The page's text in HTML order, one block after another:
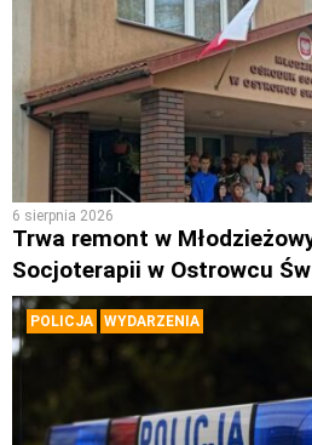
6 sierpnia 2026
Trwa remont w
Socjoterapii w Ostrowcu
POLICJA WYDARZENIA